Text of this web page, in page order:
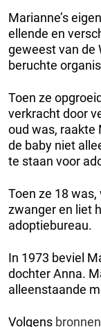
Marianne’s
ellende en
geweest van de
beruchte
Toen ze
verkracht door
oud was, raakte
de baby niet
te staan voor
Toen ze 18
zwanger en liet
adoptiebureau.
In 1973 beviel
dochter Anna.
alleenstaande
Volgens bronnen